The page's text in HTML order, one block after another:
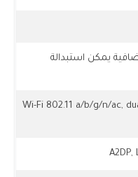
يمكن استبدالة
Wi-Fi 802.11 a/b/g/n/ac,